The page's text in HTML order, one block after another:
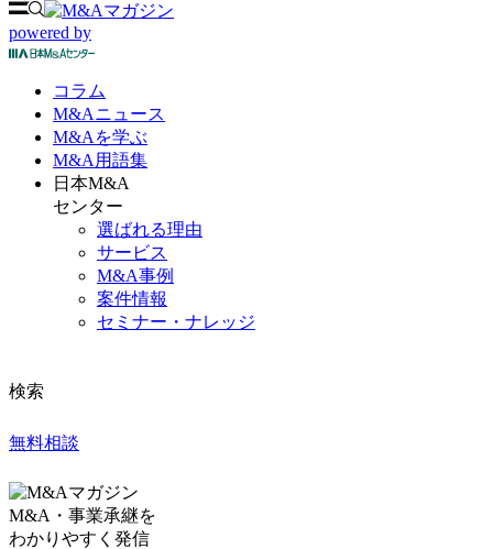
powered by
コラム
M&Aニュース
M&Aを学ぶ
M&A 用語集
日本M&A
センター
選ばれる理由
サービス
M&A事例
案件情報
セミナー・ナレッジ
検索
無料相談
M&A・事業承継を
わかりやすく発信